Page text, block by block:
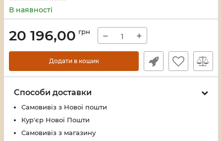
В наявності
20 196,00 грн − +
Додати в кошик
Способи доставки
Самовивіз з Нової пошти
Кур'єр Нової Пошти
Самовивіз з магазину